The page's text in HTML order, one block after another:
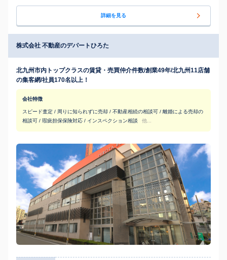
詳細を見る
株式会社 不動産のデパートひろた
北九州市内トップクラスの賃貸・売買仲介件数/創業49年/北九州11店舗
の集客網/社員170名以上！
会社特徴
スピード査定 / 周りに知られずに売却 / 不動産相続の相談可 / 離婚による売却の
相談可 / 瑕疵担保保険対応 / インスペクション相談
他...